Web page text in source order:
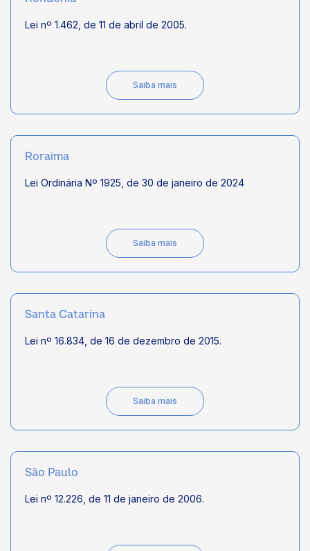
Lei nº 1.462, de 11 de abril de 2005.
Saiba mais
Roraima
Lei Ordinária Nº 1925, de 30 de janeiro de 2024
Saiba mais
Santa Catarina
Lei nº 16.834, de 16 de dezembro de 2015.
Saiba mais
São Paulo
Lei nº 12.226, de 11 de janeiro de 2006.